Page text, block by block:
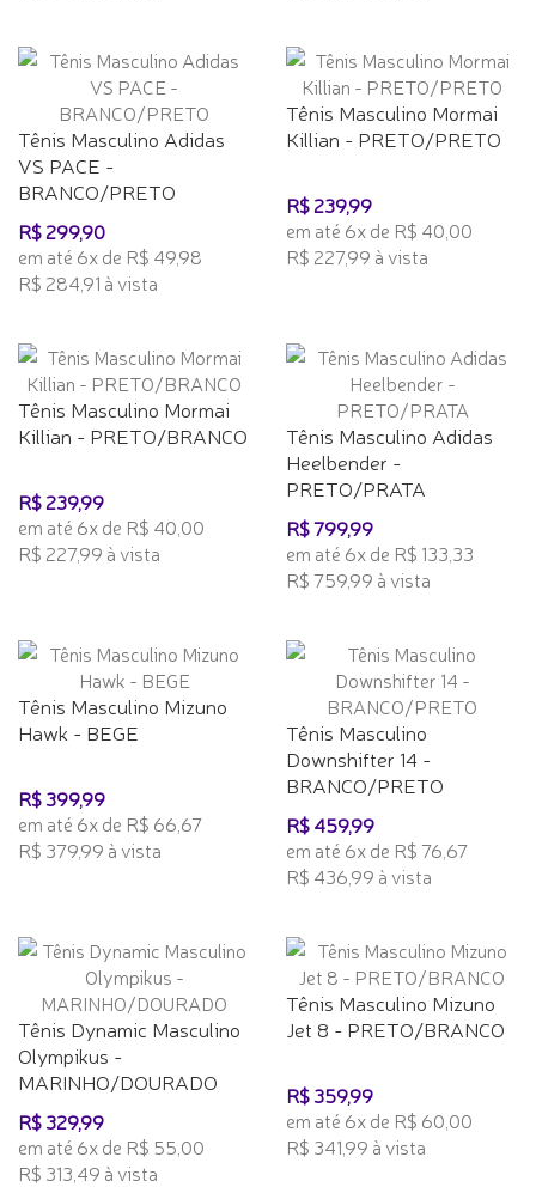
Tênis Masculino Adidas
VS PACE -
BRANCO/PRETO
R$ 299,90
em até 6x de R$ 49,98
R$ 284,91 à vista
Tênis Masculino Mormai
Killian - PRETO/PRETO
R$ 239,99
em até 6x de R$ 40,00
R$ 227,99 à vista
Tênis Masculino Mormai
Killian - PRETO/BRANCO
R$ 239,99
em até 6x de R$ 40,00
R$ 227,99 à vista
Tênis Masculino Adidas
Heelbender -
PRETO/PRATA
R$ 799,99
em até 6x de R$ 133,33
R$ 759,99 à vista
Tênis Masculino Mizuno
Hawk - BEGE
R$ 399,99
em até 6x de R$ 66,67
R$ 379,99 à vista
Tênis Masculino
Downshifter 14 -
BRANCO/PRETO
R$ 459,99
em até 6x de R$ 76,67
R$ 436,99 à vista
Tênis Dynamic Masculino
Olympikus -
MARINHO/DOURADO
R$ 329,99
em até 6x de R$ 55,00
R$ 313,49 à vista
Tênis Masculino Mizuno
Jet 8 - PRETO/BRANCO
R$ 359,99
em até 6x de R$ 60,00
R$ 341,99 à vista